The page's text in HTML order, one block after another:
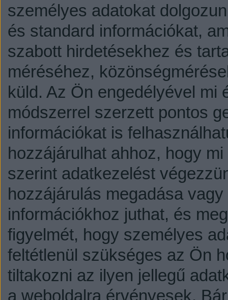
személyes adatokat
és standard információkat,
szabott hirdetésekhez és
méréséhez,
küld. Az Ön engedélyével mi
módszerrel szerzett pontos
információkat is
hozzájárulhat ahhoz, hogy
szerint adatkezelést
hozzájárulás megadása
információkhoz juthat, és
figyelmét, hogy személyes
feltétlenül szükséges az Ön
tiltakozni az ilyen jellegű
a weboldalra érvényesek.